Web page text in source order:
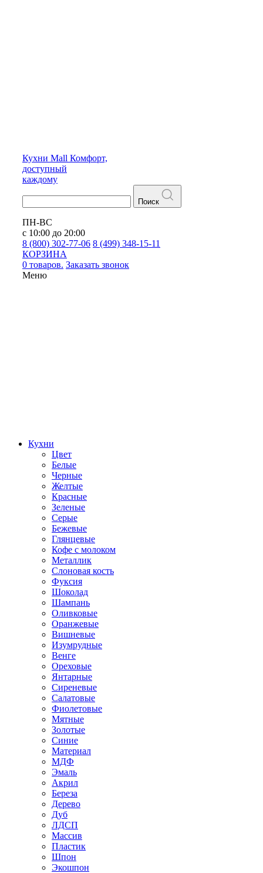
Кухни Mall Комфорт,
доступный
каждому
Поиск
ПН-ВС
с 10:00 до 20:00
8 (800) 302-77-06 8 (499) 348-15-11
КОРЗИНА
0 товаров. Заказать звонок
Меню
Кухни
Цвет
Белые
Черные
Желтые
Красные
Зеленые
Серые
Бежевые
Глянцевые
Кофе с молоком
Металлик
Слоновая кость
Фуксия
Шоколад
Шампань
Оливковые
Оранжевые
Вишневые
Изумрудные
Венге
Ореховые
Янтарные
Сиреневые
Салатовые
Фиолетовые
Мятные
Золотые
Синие
Материал
МДФ
Эмаль
Акрил
Береза
Дерево
Дуб
ЛДСП
Массив
Пластик
Шпон
Экошпон